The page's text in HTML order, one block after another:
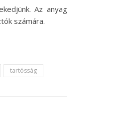
Az anyag
számára.
tartósság